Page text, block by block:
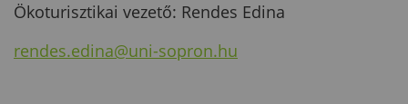
Ökoturisztikai vezető: Rendes Edina
rendes.edina@uni-sopron.hu